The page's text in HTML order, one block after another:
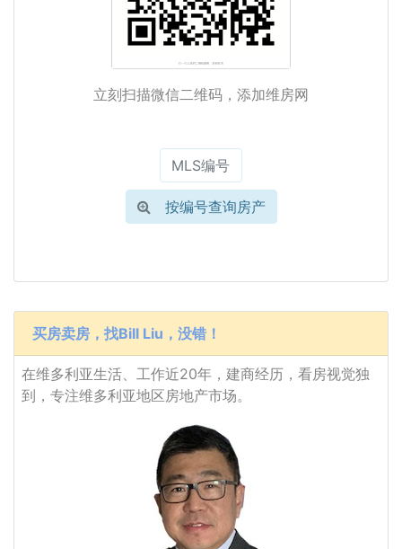
立刻扫描微信二维码，添加维房网
按编号查询房产
买房卖房，找Bill Liu，没错！
在维多利亚生活、工作近20年，建商经历，看房视觉独
到，专注维多利亚地区房地产市场。